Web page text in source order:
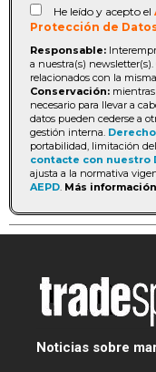
He leído y acepto el
Protección de
Responsable:
a nuestra(s)
relacionados con la
Conservación:
necesario para llevar a
datos pueden cederse a
gestión interna.
portabilidad, limitación
contacte con nuestro
ajusta a la normativa
AEPD Más
Noticias sobre